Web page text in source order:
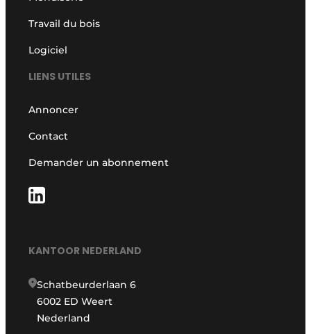
Travail du bois
Logiciel
LIENS UTILES
Annoncer
Contact
Demander un abonnement
KANTOOR NEDERLAND
Schatbeurderlaan 6
6002 ED Weert
Nederland